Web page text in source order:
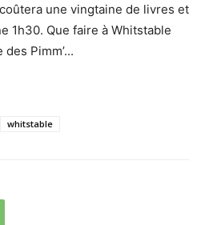
une vingtaine de livres et
1h30. Que faire à Whitstable
Pimm’...
whitstable